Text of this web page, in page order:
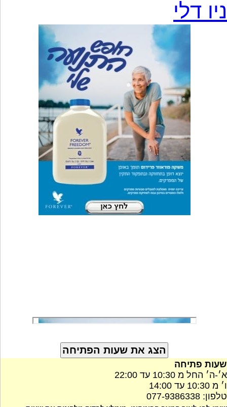
ניו דלי
שעות פתיחה
א׳-ה׳ החל מ 10:30 עד 22:00
ו׳ מ 10:30 עד 14:00
טלפון: 077-9386338